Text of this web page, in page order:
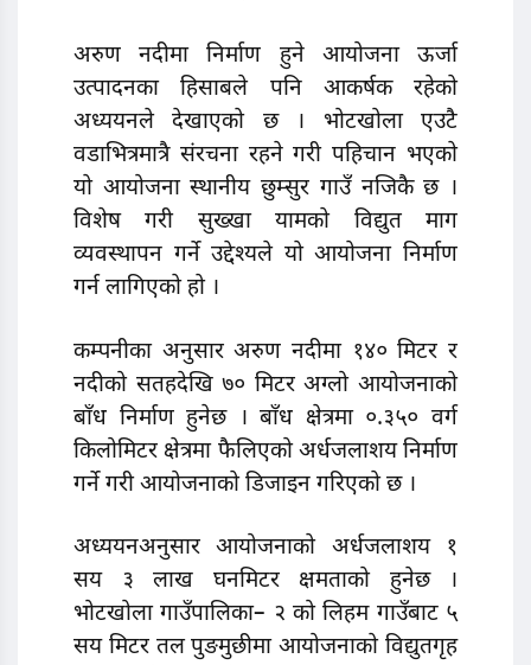
अरुण नदीमा निर्माण हुने आयोजना ऊर्जा
उत्पादनका हिसाबले पनि आकर्षक रहेकाे
अध्ययनले देखाएकाे छ । भोटखोला एउटै
वडाभित्रमात्रै संरचना रहने गरी पहिचान भएकाे
याे आयोजना स्थानीय छुम्सुर गाउँ नजिकै छ ।
विशेष गरी सुख्खा यामकाे विद्युत माग
व्यवस्थापन गर्ने उद्देश्यले याे आयाेजना निर्माण
गर्न लागिएकाे हाे ।
कम्पनीका अनुसार अरुण नदीमा १४० मिटर र
नदीको सतहदेखि ७० मिटर अग्लो आयोजनाकाे
बाँध निर्माण हुनेछ । बाँध क्षेत्रमा ०.३५० वर्ग
किलोमिटर क्षेत्रमा फैलिएको अर्धजलाशय निर्माण
गर्ने गरी आयोजनाकाे डिजाइन गरिएकाे छ ।
अध्ययनअनुसार आयोजनाकाे अर्धजलाशय १
सय ३ लाख घनमिटर क्षमताको हुनेछ ।
भोटखोला गाउँपालिका– २ को लिहम गाउँबाट ५
सय मिटर तल पुङमुछीमा आयोजनाकाे विद्युतगृह